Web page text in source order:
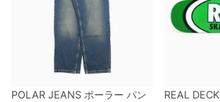
POLAR JEANS ポーラー パン
REAL DECK